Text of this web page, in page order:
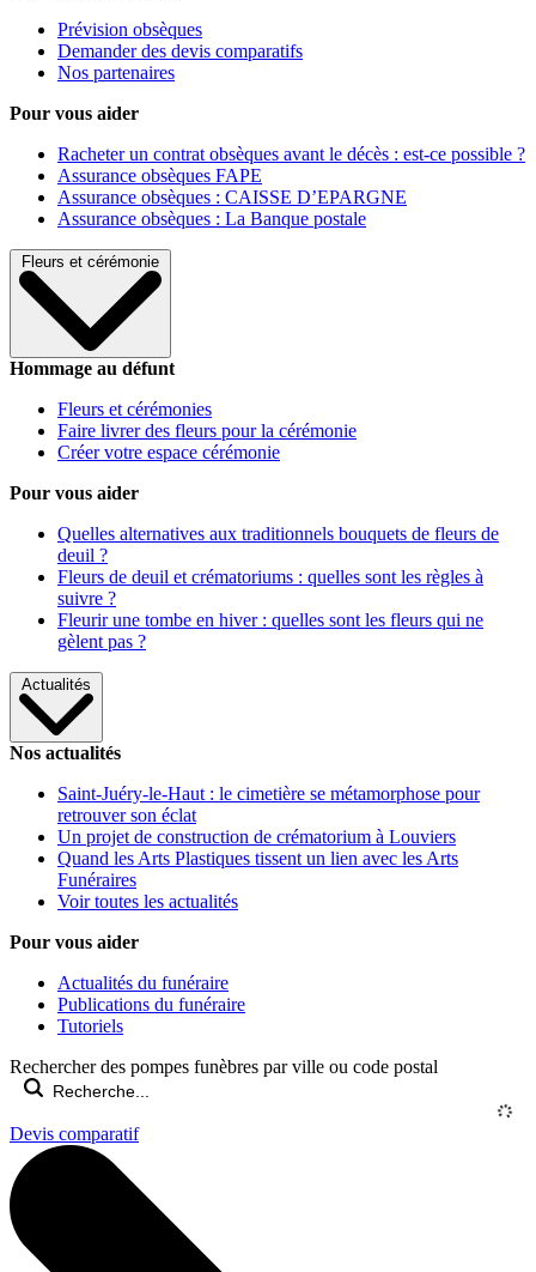
Prévision obsèques
Demander des devis comparatifs
Nos partenaires
Pour vous aider
Racheter un contrat obsèques avant le décès : est-ce possible ?
Assurance obsèques FAPE
Assurance obsèques : CAISSE D’EPARGNE
Assurance obsèques : La Banque postale
Fleurs et cérémonie
Hommage au défunt
Fleurs et cérémonies
Faire livrer des fleurs pour la cérémonie
Créer votre espace cérémonie
Pour vous aider
Quelles alternatives aux traditionnels bouquets de fleurs de
deuil ?
Fleurs de deuil et crématoriums : quelles sont les règles à
suivre ?
Fleurir une tombe en hiver : quelles sont les fleurs qui ne
gèlent pas ?
Actualités
Nos actualités
Saint-Juéry-le-Haut : le cimetière se métamorphose pour
retrouver son éclat
Un projet de construction de crématorium à Louviers
Quand les Arts Plastiques tissent un lien avec les Arts
Funéraires
Voir toutes les actualités
Pour vous aider
Actualités du funéraire
Publications du funéraire
Tutoriels
Rechercher des pompes funèbres par ville ou code postal
Devis comparatif